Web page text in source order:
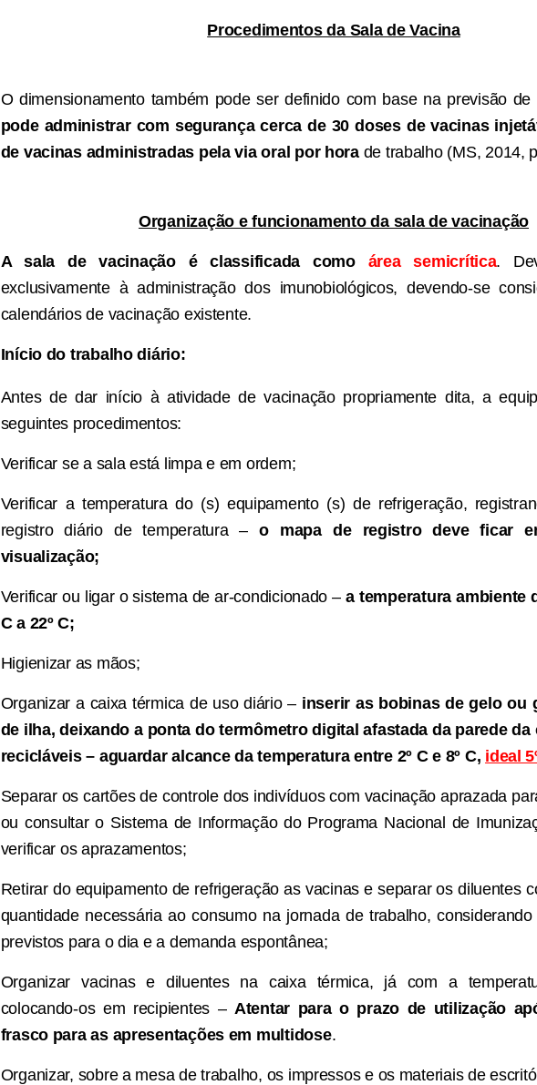
Procedimentos da Sala de Vacina
O dimensionamento também pode ser definido com base na previsão
pode administrar com segurança cerca de 30 doses de vacinas
de vacinas administradas pela via oral por horade trabalho (MS, 2014,
Organização e funcionamento da sala de vacinação
A sala de vacinação é classificada como área semicrítica.
exclusivamente à administração dos imunobiológicos, devendo-se
calendários de vacinação existente.
Início do trabalho diário:
Antes de dar início à atividade de vacinação propriamente dita, a
seguintes procedimentos:
Verificar se a sala está limpa e em ordem;
Verificar a temperatura do (s) equipamento (s) de refrigeração,
registro diário de temperatura –o mapa de registro deve ficar
visualização;
Verificar ou ligar o sistema de ar-condicionado –a temperatura ambiente
C a 22º C;
Higienizar as mãos;
Organizar a caixa térmica de uso diário – inserir as bobinas de gelo ou
de ilha, deixando a ponta do termômetro digital afastada da parede da
recicláveis – aguardar alcance da temperatura entre 2º C e 8º C, ideal
Separar os cartões de controle dos indivíduos com vacinação aprazada
ou consultar o Sistema de Informação do Programa Nacional de
verificar os aprazamentos;
Retirar do equipamento de refrigeração as vacinas e separar os diluentes
quantidade necessária ao consumo na jornada de trabalho,
previstos para o dia e a demanda espontânea;
Organizar vacinas e diluentes na caixa térmica, já com a
colocando-os em recipientes – Atentar para o prazo de utilização
frasco para as apresentações em multidose.
Organizar, sobre a mesa de trabalho, os impressos e os materiais de